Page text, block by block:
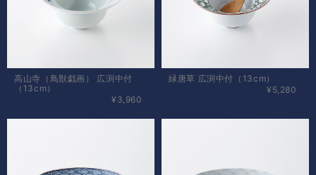
高山寺（鳥獣戯画） 広渕中付
（13cm）
¥3,960
緑唐草 広渕中付（13cm）
¥5,280